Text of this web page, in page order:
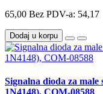
65,00 Bez PDV-a: 54,17
Dodaj u korpu
Signalna dioda za